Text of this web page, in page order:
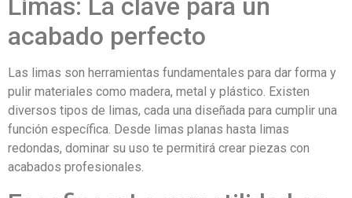
Limas: La clave para un
acabado perfecto
Las limas son herramientas fundamentales para dar forma y
pulir materiales como madera, metal y plástico. Existen
diversos tipos de limas, cada una diseñada para cumplir una
función específica. Desde limas planas hasta limas
redondas, dominar su uso te permitirá crear piezas con
acabados profesionales.